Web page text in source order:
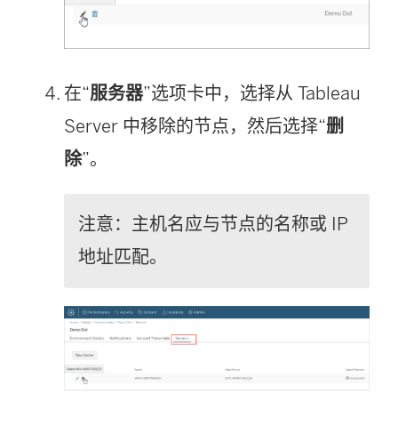
在“服务器”选项卡中，选择从 Tableau
Server 中移除的节点，然后选择“删
除”。
注意：主机名应与节点的名称或 IP
地址匹配。